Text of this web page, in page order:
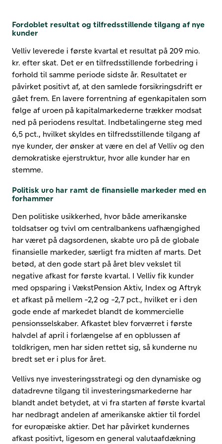
Fordoblet resultat og tilfredsstillende tilgang af nye
kunder
Velliv leverede i første kvartal et resultat på 209 mio.
kr. efter skat. Det er en tilfredsstillende forbedring i
forhold til samme periode sidste år. Resultatet er
påvirket positivt af, at den samlede forsikringsdrift er
gået frem. En lavere forrentning af egenkapitalen som
følge af uroen på kapitalmarkederne trækker modsat
ned på periodens resultat. Indbetalingerne steg med
6,5 pct., hvilket skyldes en tilfredsstillende tilgang af
nye kunder, der ønsker at være en del af Velliv og den
demokratiske ejerstruktur, hvor alle kunder har en
stemme.
Politisk uro har ramt de finansielle markeder med en
forhammer
Den politiske usikkerhed, hvor både amerikanske
toldsatser og tvivl om centralbankens uafhængighed
har været på dagsordenen, skabte uro på de globale
finansielle markeder, særligt fra midten af marts. Det
betød, at den gode start på året blev vekslet til
negative afkast for første kvartal. I Velliv fik kunder
med opsparing i VækstPension Aktiv, Index og Aftryk
et afkast på mellem -2,2 og -2,7 pct., hvilket er i den
gode ende af markedet blandt de kommercielle
pensionsselskaber. Afkastet blev forværret i første
halvdel af april i forlængelse af en opblussen af
toldkrigen, men har siden rettet sig, så kunderne nu
bredt set er i plus for året.
Vellivs nye investeringsstrategi og den dynamiske og
datadrevne tilgang til investeringsmarkederne har
blandt andet betydet, at vi fra starten af første kvartal
har nedbragt andelen af amerikanske aktier til fordel
for europæiske aktier. Det har påvirket kundernes
afkast positivt, ligesom en general valutaafdækning